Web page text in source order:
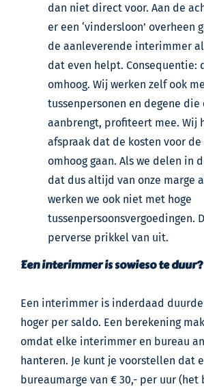
dan niet direct voor. Aan de
er een ‘vindersloon’ overheen
de aanleverende interimmer
dat even helpt. Consequentie:
omhoog. Wij werken zelf ook
tussenpersonen en degene
aanbrengt, profiteert mee. Wij
afspraak dat de kosten voor
omhoog gaan. Als we delen in
dat dus altijd van onze marge
werken we ook niet met hoge
tussenpersoonsvergoedingen.
perverse prikkel van uit.
Een interimmer is sowieso te duur?
Een interimmer is inderdaad
hoger per saldo. Een berekening
omdat elke interimmer en bureau
hanteren. Je kunt je voorstellen dat
bureaumarge van € 30,- per uur (het